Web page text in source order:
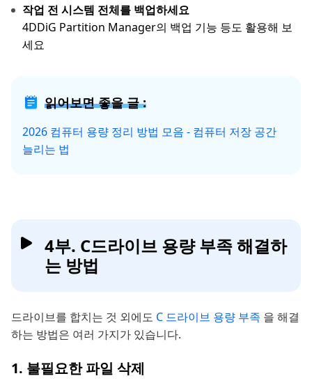
작업 전 시스템 전체를 백업하세요
4DDiG Partition Manager의 백업 기능 등도 활용해 보
세요
읽어보면 좋을 글 :
2026 컴퓨터 용량 정리 방법 모음 - 컴퓨터 저장 공간
늘리는 법
4부. C드라이브 용량 부족 해결하
는 방법
드라이브를 합치는 것 외에도 C 드라이브 용량 부족 을 해결
하는 방법은 여러 가지가 있습니다.
1. 불필요한 파일 삭제